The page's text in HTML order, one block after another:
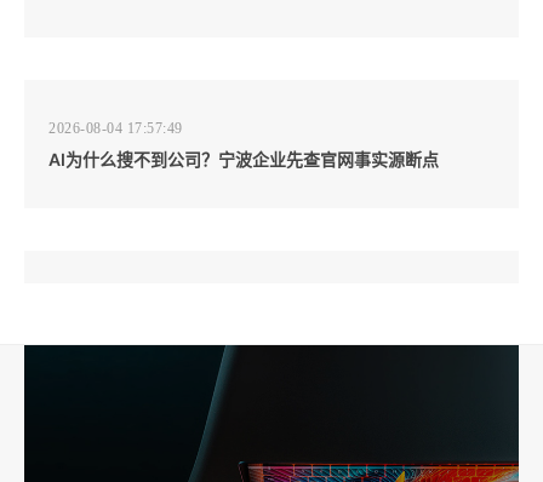
2026-08-04 17:57:49
AI为什么搜不到公司？宁波企业先查官网事实源断点